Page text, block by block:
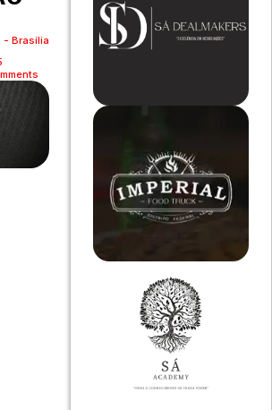
- Brasília